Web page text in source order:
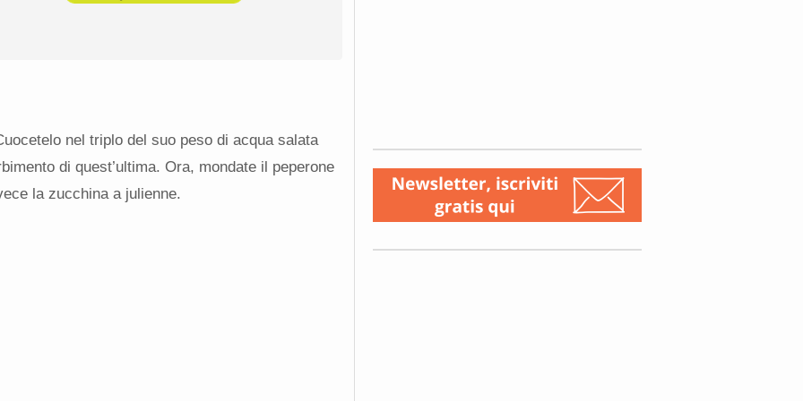
nel triplo del suo peso di acqua salata
di quest’ultima. Ora, mondate il peperone
la zucchina a julienne.